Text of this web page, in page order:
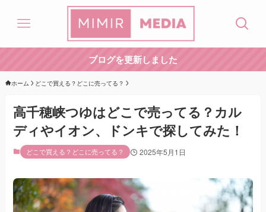
ブログを更新しました
ホーム どこで買える？どこに売ってる？
高千穂峡つゆはどこで売ってる？カル
ディやイオン、ドンキで探してみた！
どこで買える？どこに売ってる？ 2025年5月1日